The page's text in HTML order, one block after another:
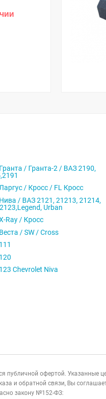
/ Гранта-2 / ВАЗ 2190,
/ Кросс / FL Кросс
/ ВАЗ 2121, 21213, 21214,
Urban
Ray / Кросс
/ SW / Cross
Chevrolet Niva
публичной офертой. Указанные
и обратной связи, Вы
закону №152-ФЗ: